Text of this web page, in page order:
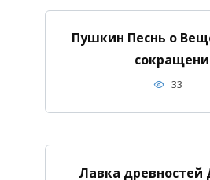
Пушкин Песнь о
33
Лавка древностей